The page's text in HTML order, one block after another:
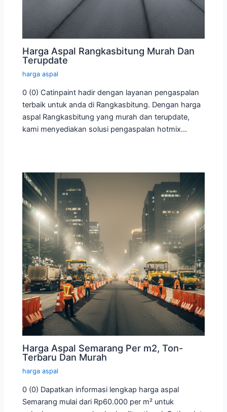
Harga Aspal Rangkasbitung Murah Dan
Terupdate
harga aspal
0 (0) Catinpaint hadir dengan layanan pengaspalan
terbaik untuk anda di Rangkasbitung. Dengan harga
aspal Rangkasbitung yang murah dan terupdate,
kami menyediakan solusi pengaspalan hotmix…
Harga Aspal Semarang Per m2, Ton-
Terbaru Dan Murah
harga aspal
0 (0) Dapatkan informasi lengkap harga aspal
Semarang mulai dari Rp60.000 per m² untuk